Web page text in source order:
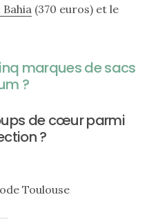
Bahia (370 euros) et le
marques de sacs
?
de cœur parmi
?
Toulouse